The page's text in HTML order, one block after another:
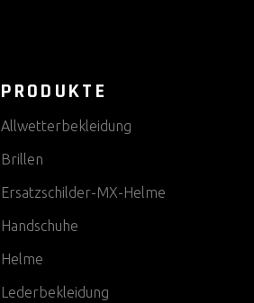
PRODUKTE
Allwetterbekleidung
Brillen
Ersatzschilder-MX-Helme
Handschuhe
Helme
Lederbekleidung